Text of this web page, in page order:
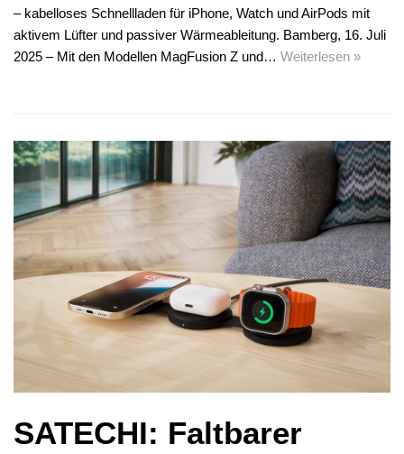
– kabelloses Schnellladen für iPhone, Watch und AirPods mit
aktivem Lüfter und passiver Wärmeableitung. Bamberg, 16. Juli
2025 – Mit den Modellen MagFusion Z und… Weiterlesen »
SATECHI: Faltbarer